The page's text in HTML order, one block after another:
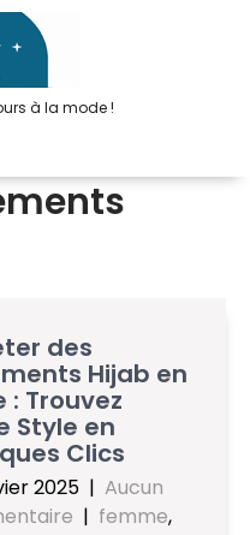
à la mode !
des
Hijab en
: Trouvez
Style en
Clics
2025 | Aucun
| femme,